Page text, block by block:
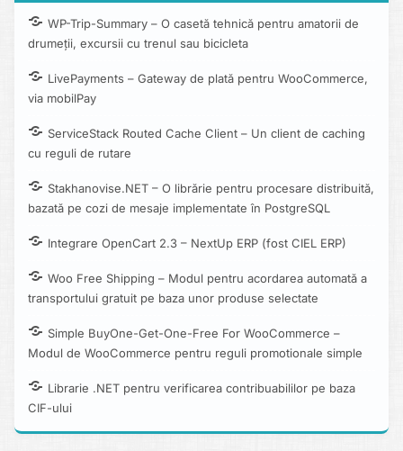
WP-Trip-Summary – O casetă tehnică pentru amatorii de
drumeții, excursii cu trenul sau bicicleta
LivePayments – Gateway de plată pentru WooCommerce,
via mobilPay
ServiceStack Routed Cache Client – Un client de caching
cu reguli de rutare
Stakhanovise.NET – O librărie pentru procesare distribuită,
bazată pe cozi de mesaje implementate în PostgreSQL
Integrare OpenCart 2.3 – NextUp ERP (fost CIEL ERP)
Woo Free Shipping – Modul pentru acordarea automată a
transportului gratuit pe baza unor produse selectate
Simple BuyOne-Get-One-Free For WooCommerce –
Modul de WooCommerce pentru reguli promotionale simple
Librarie .NET pentru verificarea contribuabililor pe baza
CIF-ului